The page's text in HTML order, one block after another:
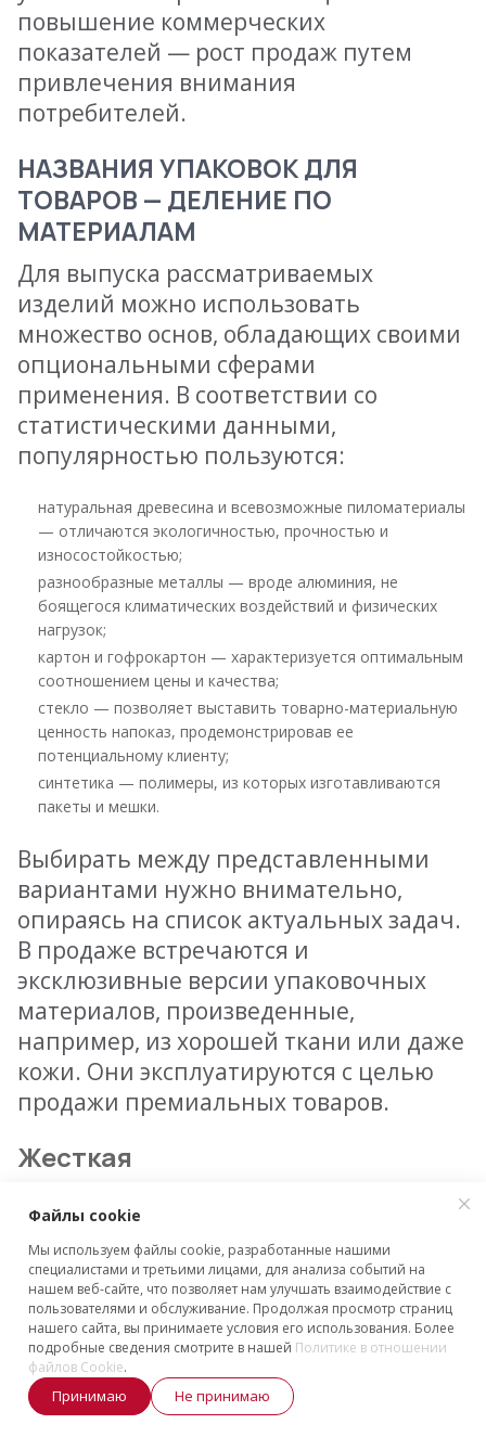
повышение коммерческих
показателей — рост продаж путем
привлечения внимания
потребителей.
НАЗВАНИЯ УПАКОВОК ДЛЯ
ТОВАРОВ — ДЕЛЕНИЕ ПО
МАТЕРИАЛАМ
Для выпуска рассматриваемых
изделий можно использовать
множество основ, обладающих своими
опциональными сферами
применения. В соответствии со
статистическими данными,
популярностью пользуются:
натуральная древесина и всевозможные пиломатериалы
— отличаются экологичностью, прочностью и
износостойкостью;
разнообразные металлы — вроде алюминия, не
боящегося климатических воздействий и физических
нагрузок;
картон и гофрокартон — характеризуется оптимальным
соотношением цены и качества;
стекло — позволяет выставить товарно-материальную
ценность напоказ, продемонстрировав ее
потенциальному клиенту;
синтетика — полимеры, из которых изготавливаются
пакеты и мешки.
Выбирать между представленными
вариантами нужно внимательно,
опираясь на список актуальных задач.
В продаже встречаются и
эксклюзивные версии упаковочных
материалов, произведенные,
например, из хорошей ткани или даже
кожи. Они эксплуатируются с целью
продажи премиальных товаров.
Жесткая
Применяется для доставки и хранения
хрупких изделий — электроники,
бытовых приборов, посуды и иных
предметов, отличающихся высоким
уровнем чувствительности к
механическим нагрузкам.
Обеспечивает хорошую защиту
благодаря своей прочности,
Файлы cookie
Мы используем файлы cookie, разработанные нашими
специалистами и третьими лицами, для анализа событий на
нашем веб-сайте, что позволяет нам улучшать взаимодействие с
пользователями и обслуживание. Продолжая просмотр страниц
нашего сайта, вы принимаете условия его использования. Более
подробные сведения смотрите в нашей Политике в отношении
файлов Cookie.
Принимаю Не принимаю